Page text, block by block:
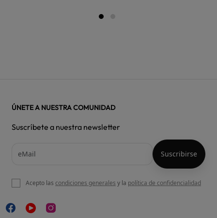
ÚNETE A NUESTRA COMUNIDAD
Suscríbete a nuestra newsletter
Acepto las condiciones generales y la política de confidencialidad